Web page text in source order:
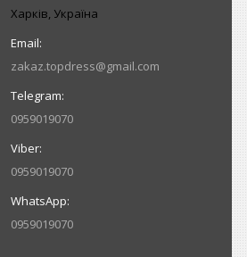
Харків, Україна
zakaz.topdress@gmail.com
0959019070
0959019070
0959019070